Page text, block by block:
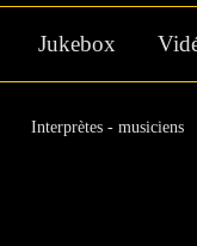
Jukebox
Interprètes - musiciens